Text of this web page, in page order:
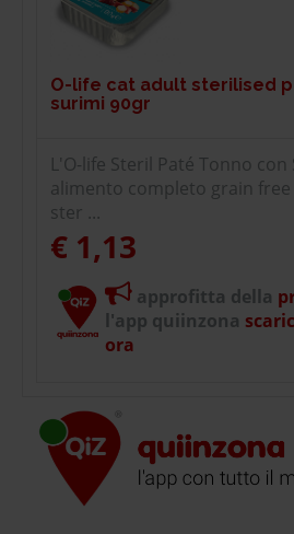
O-life cat adult sterilised
surimi 90gr
L'O-life Steril Paté Tonno con
alimento completo grain
ster ...
€ 1,13
approfitta della
l'app quiinzona
ora